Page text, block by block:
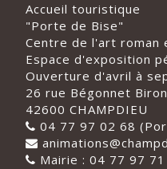
Accueil touristique
"Porte de Bise"
Centre de l'art roman
Espace d'exposition
Ouverture d'avril à
26 rue Bégonnet Biron
42600 CHAMPDIEU
04 77 97 02 68
Mairie : 04 77 97